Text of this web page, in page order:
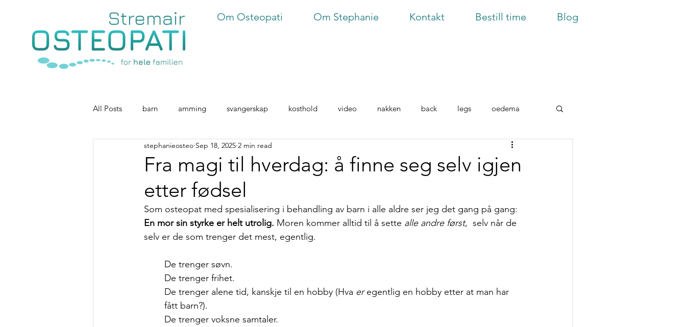
Om Osteopati Om Stephanie Kontakt Bestill time Blog
All Posts barn amming svangerskap kosthold video nakken back legs oedema
immunforsvar Osteopati for nyfødte
Fra magi til hverdag: å finne seg selv igjen
etter fødsel
stephanieosteo Sep 18, 2025 2 min read
Som osteopat med spesialisering i behandling av barn i alle aldre ser jeg det gang på gang:
En mor sin styrke er helt utrolig. Moren kommer alltid til å sette alle andre først,  selv når de
selv er de som trenger det mest, egentlig.
De trenger søvn.
De trenger frihet.
De trenger alene tid, kanskje til en hobby (Hva er egentlig en hobby etter at man har
fått barn?).
De trenger voksne samtaler.